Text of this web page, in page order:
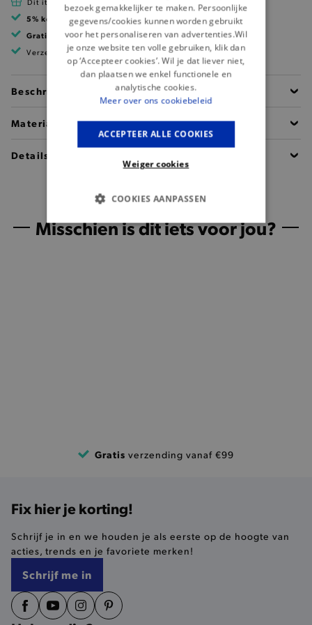
Dit item is betaalbaar met Cadeau Pass
5% kortingmet klantenkaart
Gratis verzending vanaf 99 EUR
Verzending binnen 1 à 2 werkdagen
Beschrijving
Materiaal
Details
Misschien is dit iets voor jou?
Gratis verzending vanaf €99
Fix hier je korting!
Schrijf je in en we houden je als eerste op de hoogte van
acties, trends en je favoriete merken!
Schrijf me in
bezoek gemakkelijker te maken. Persoonlijke
gegevens/cookies kunnen worden gebruikt
voor het personaliseren van advertenties.Wil
je onze website ten volle gebruiken, klik dan
op ‘Accepteer cookies’. Wil je dat liever niet,
dan plaatsen we enkel functionele en
analytische cookies.
Meer over ons cookiebeleid
ACCEPTEER ALLE COOKIES
Weiger cookies
COOKIES AANPASSEN
BASIS COOKIES
smulervaring op de site en zorgen ervoor dat de
site op een correcte manier wordt verorberd. De
Naam
product-added-modal
.brooklyn.be
selected-val